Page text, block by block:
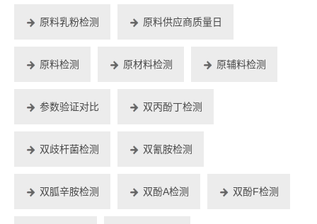
原料乳粉检测 原料供应商质量日
原料检测 原材料检测 原辅料检测
参数验证对比 双丙酚丁检测
双歧杆菌检测 双氰胺检测
双胍辛胺检测 双酚A检测 双酚F检测